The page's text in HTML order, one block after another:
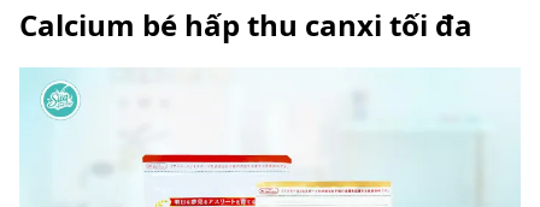
Calcium bé hấp thu canxi tối đa